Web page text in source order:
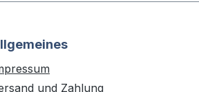
und Zahlung